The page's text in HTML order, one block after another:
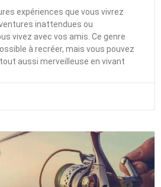
expériences que vous vivrez
inattendues ou
vivez avec vos amis. Ce genre
à recréer, mais vous pouvez
aussi merveilleuse en vivant